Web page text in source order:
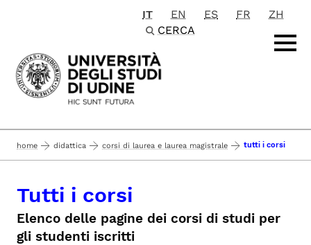
Passa al contenuto principale
IT EN ES FR
ZH
CERCA
home didattica corsi di laurea e laurea magistrale tutti i corsi
Tutti i corsi
Elenco delle pagine dei corsi di studi per
gli studenti iscritti